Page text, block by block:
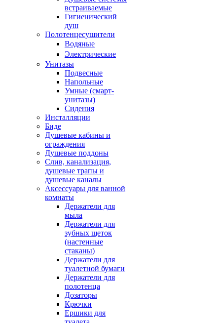
встраиваемые
Гигиенический
душ
Полотенцесушители
ㅤВодяные
ㅤЭлектрические
Унитазы
Подвесные
Напольные
Умные (смарт-
унитазы)
Сидения
Инсталляции
Биде
Душевые кабины и
ограждения
Душевые поддоны
Слив, канализация,
душевые трапы и
душевые каналы
Аксессуары для ванной
комнаты
Держатели для
мыла
Держатели для
зубных щеток
(настенные
стаканы)
Держатели для
туалетной бумаги
Держатели для
полотенца
Дозаторы
Крючки
Ершики для